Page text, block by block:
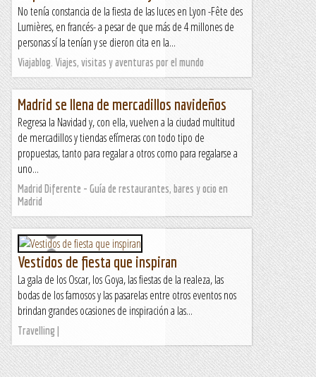
No tenía constancia de la fiesta de las luces en Lyon -Fête des
Lumières, en francés- a pesar de que más de 4 millones de
personas sí la tenían y se dieron cita en la...
Viajablog. Viajes, visitas y aventuras por el mundo
Madrid se llena de mercadillos navideños
Regresa la Navidad y, con ella, vuelven a la ciudad multitud
de mercadillos y tiendas efímeras con todo tipo de
propuestas, tanto para regalar a otros como para regalarse a
uno...
Madrid Diferente - Guía de restaurantes, bares y ocio en
Madrid
Vestidos de fiesta que inspiran
La gala de los Oscar, los Goya, las fiestas de la realeza, las
bodas de los famosos y las pasarelas entre otros eventos nos
brindan grandes ocasiones de inspiración a las...
Travelling |